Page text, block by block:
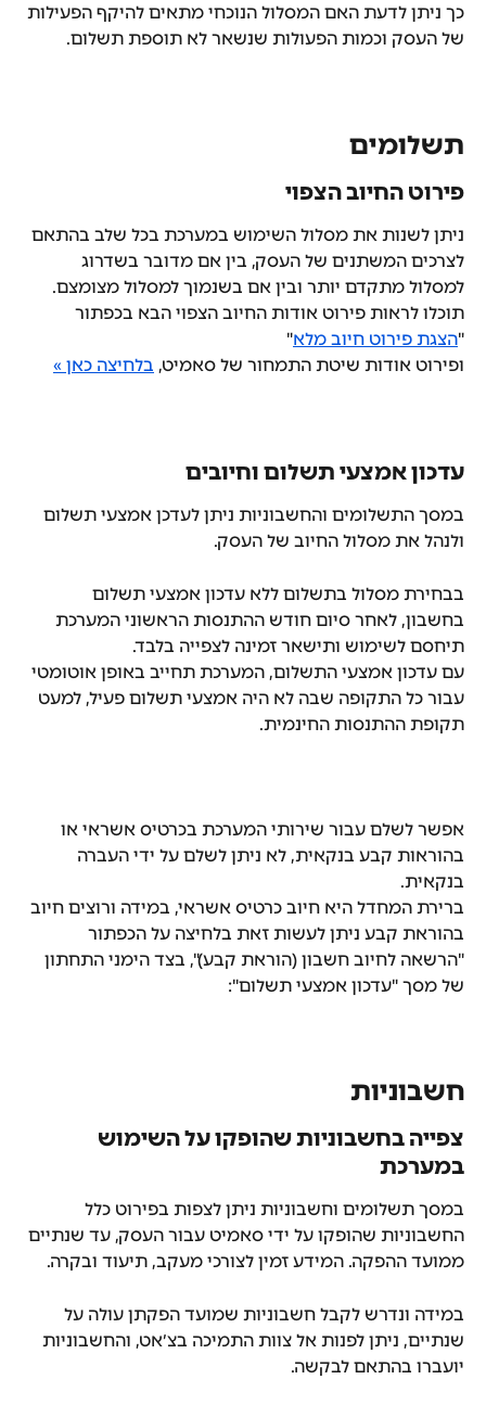
כך ניתן לדעת האם המסלול הנוכחי מתאים להיקף הפעילות
של העסק וכמות הפעולות שנשאר לא תוספת תשלום.
תשלומים
פירוט החיוב הצפוי
ניתן לשנות את מסלול השימוש במערכת בכל שלב בהתאם
לצרכים המשתנים של העסק, בין אם מדובר בשדרוג
למסלול מתקדם יותר ובין אם בשנמוך למסלול מצומצם.
תוכלו לראות פירוט אודות החיוב הצפוי הבא בכפתור
"הצגת פירוט חיוב מלא"
ופירוט אודות שיטת התמחור של סאמיט, בלחיצה כאן »
עדכון אמצעי תשלום וחיובים
במסך התשלומים והחשבוניות ניתן לעדכן אמצעי תשלום
ולנהל את מסלול החיוב של העסק.
בבחירת מסלול בתשלום ללא עדכון אמצעי תשלום
בחשבון, לאחר סיום חודש ההתנסות הראשוני המערכת
תיחסם לשימוש ותישאר זמינה לצפייה בלבד.
עם עדכון אמצעי התשלום, המערכת תחייב באופן אוטומטי
עבור כל התקופה שבה לא היה אמצעי תשלום פעיל, למעט
תקופת ההתנסות החינמית.
אפשר לשלם עבור שירותי המערכת בכרטיס אשראי או
בהוראות קבע בנקאית, לא ניתן לשלם על ידי העברה
בנקאית.
ברירת המחדל היא חיוב כרטיס אשראי, במידה ורוצים חיוב
בהוראת קבע ניתן לעשות זאת בלחיצה על הכפתור
"הרשאה לחיוב חשבון (הוראת קבע)", בצד הימני התחתון
של מסך "עדכון אמצעי תשלום":
חשבוניות
צפייה בחשבוניות שהופקו על השימוש
במערכת
במסך תשלומים וחשבוניות ניתן לצפות בפירוט כלל
החשבוניות שהופקו על ידי סאמיט עבור העסק, עד שנתיים
ממועד ההפקה. המידע זמין לצורכי מעקב, תיעוד ובקרה.
במידה ונדרש לקבל חשבוניות שמועד הפקתן עולה על
שנתיים, ניתן לפנות אל צוות התמיכה בצ׳אט, והחשבוניות
יועברו בהתאם לבקשה.